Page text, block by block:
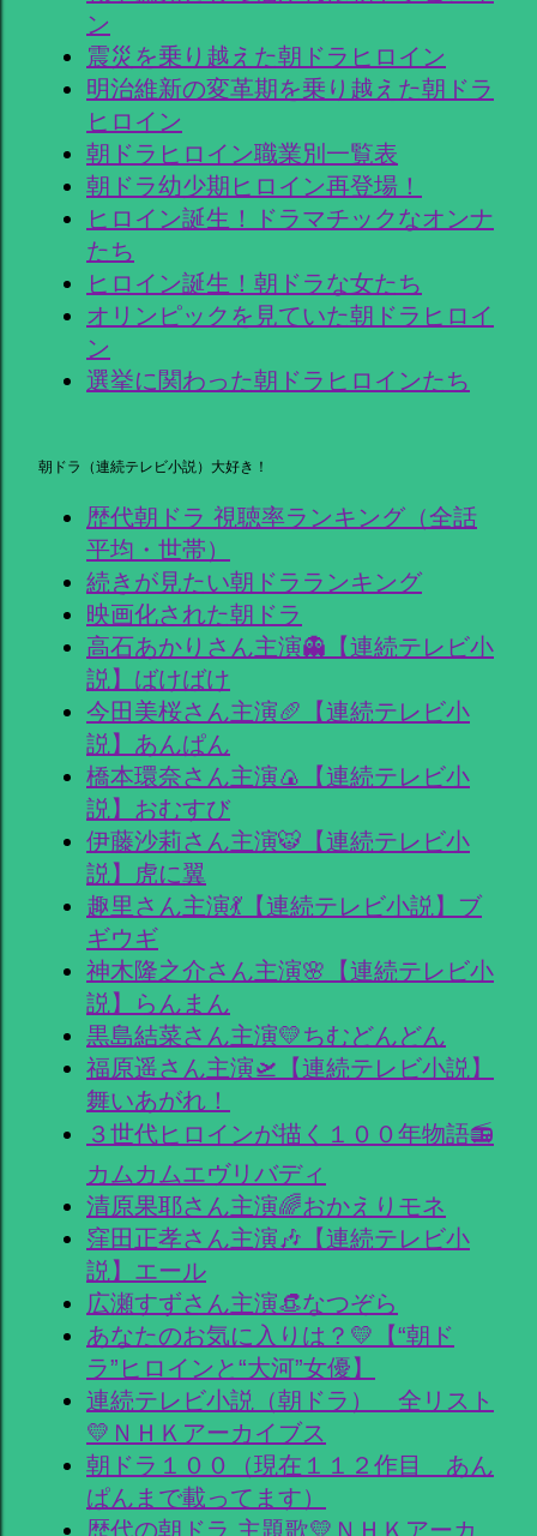
ン
震災を乗り越えた朝ドラヒロイン
明治維新の変革期を乗り越えた朝ドラ
ヒロイン
朝ドラヒロイン職業別一覧表
朝ドラ幼少期ヒロイン再登場！
ヒロイン誕生！ドラマチックなオンナ
たち
ヒロイン誕生！朝ドラな女たち
オリンピックを見ていた朝ドラヒロイ
ン
選挙に関わった朝ドラヒロインたち
朝ドラ（連続テレビ小説）大好き！
歴代朝ドラ 視聴率ランキング（全話
平均・世帯）
続きが見たい朝ドラランキング
映画化された朝ドラ
高石あかりさん主演👻【連続テレビ小
説】ばけばけ
今田美桜さん主演🥖【連続テレビ小
説】あんぱん
橋本環奈さん主演🍙【連続テレビ小
説】おむすび
伊藤沙莉さん主演🐯【連続テレビ小
説】虎に翼
趣里さん主演💃【連続テレビ小説】ブ
ギウギ
神木隆之介さん主演🌸【連続テレビ小
説】らんまん
黒島結菜さん主演💛ちむどんどん
福原遥さん主演🛫【連続テレビ小説】
舞いあがれ！
３世代ヒロインが描く１００年物語📻
カムカムエヴリバディ
清原果耶さん主演🌈おかえりモネ
窪田正孝さん主演🎶【連続テレビ小
説】エール
広瀬すずさん主演👒なつぞら
あなたのお気に入りは？💛【“朝ド
ラ”ヒロインと“大河”女優】
連続テレビ小説（朝ドラ） 全リスト
💛ＮＨＫアーカイブス
朝ドラ１００（現在１１２作目 あん
ぱんまで載ってます）
歴代の朝ドラ 主題歌💛ＮＨＫアーカ